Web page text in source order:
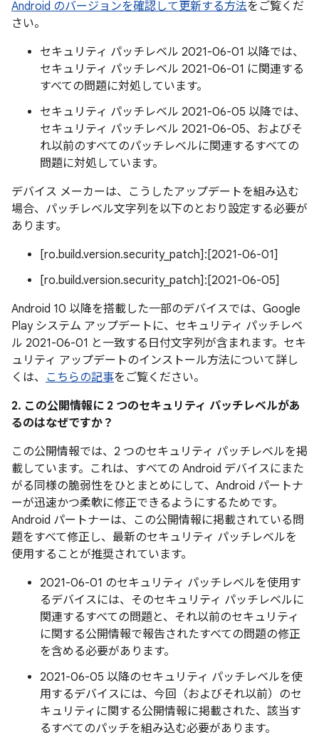
Android のバージョンを確認して更新する方法をご覧くだ
さい。
セキュリティ パッチレベル 2021-06-01 以降では、
セキュリティ パッチレベル 2021-06-01 に関連する
すべての問題に対処しています。
セキュリティ パッチレベル 2021-06-05 以降では、
セキュリティ パッチレベル 2021-06-05、およびそ
れ以前のすべてのパッチレベルに関連するすべての
問題に対処しています。
デバイス メーカーは、こうしたアップデートを組み込む
場合、パッチレベル文字列を以下のとおり設定する必要が
あります。
[ro.build.version.security_patch]:[2021-06-01]
[ro.build.version.security_patch]:[2021-06-05]
Android 10 以降を搭載した一部のデバイスでは、Google
Play システム アップデートに、セキュリティ パッチレベ
ル 2021-06-01 と一致する日付文字列が含まれます。セキ
ュリティ アップデートのインストール方法について詳し
くは、 こちらの記事をご覧ください。
2. この公開情報に 2 つのセキュリティ パッチレベルがあ
るのはなぜですか？
この公開情報では、2 つのセキュリティ パッチレベルを掲
載しています。これは、すべての Android デバイスにまた
がる同様の脆弱性をひとまとめにして、Android パートナ
ーが迅速かつ柔軟に修正できるようにするためです。
Android パートナーは、この公開情報に掲載されている問
題をすべて修正し、最新のセキュリティ パッチレベルを
使用することが推奨されています。
2021-06-01 のセキュリティ パッチレベルを使用す
るデバイスには、そのセキュリティ パッチレベルに
関連するすべての問題と、それ以前のセキュリティ
に関する公開情報で報告されたすべての問題の修正
を含める必要があります。
2021-06-05 以降のセキュリティ パッチレベルを使
用するデバイスには、今回（およびそれ以前）のセ
キュリティに関する公開情報に掲載された、該当す
るすべてのパッチを組み込む必要があります。